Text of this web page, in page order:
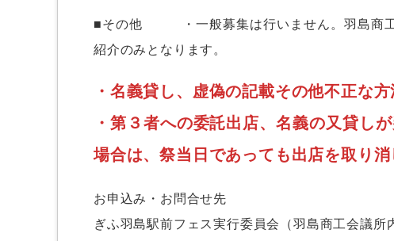
■その他 ・一般募集は行いません。羽島商工
紹介のみとなります。
・名義貸し、虚偽の記載その他不正な
・第３者への委託出店、名義の又貸し
場合は、祭当日であっても出店を取り
お申込み・お問合せ先
ぎふ羽島駅前フェス実行委員会（羽島商工会議所